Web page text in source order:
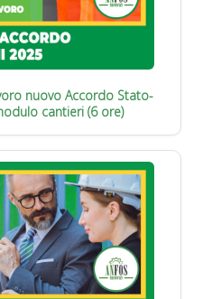
nuovo Accordo Stato-
cantieri (6 ore)